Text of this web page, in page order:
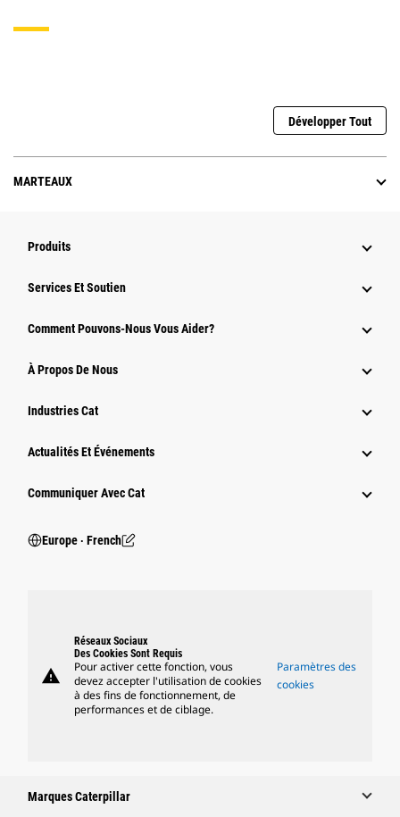
Développer Tout
MARTEAUX
Produits
Services Et Soutien
Comment Pouvons-Nous Vous Aider?
À Propos De Nous
Industries Cat
Actualités Et Événements
Communiquer Avec Cat
Europe ‧ French
warning
Réseaux Sociaux
Des Cookies Sont Requis
Pour activer cette fonction, vous
devez accepter l'utilisation de cookies
à des fins de fonctionnement, de
performances et de ciblage.
Paramètres des
cookies
Marques Caterpillar